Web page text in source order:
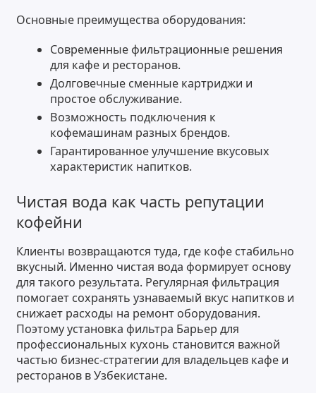
Основные преимущества оборудования:
Современные фильтрационные решения
для кафе и ресторанов.
Долговечные сменные картриджи и
простое обслуживание.
Возможность подключения к
кофемашинам разных брендов.
Гарантированное улучшение вкусовых
характеристик напитков.
Чистая вода как часть репутации
кофейни
Клиенты возвращаются туда, где кофе стабильно
вкусный. Именно чистая вода формирует основу
для такого результата. Регулярная фильтрация
помогает сохранять узнаваемый вкус напитков и
снижает расходы на ремонт оборудования.
Поэтому установка фильтра Барьер для
профессиональных кухонь становится важной
частью бизнес-стратегии для владельцев кафе и
ресторанов в Узбекистане.